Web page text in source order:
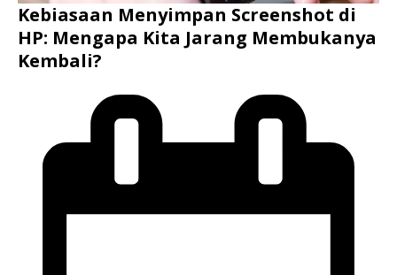
Kebiasaan Menyimpan Screenshot di
HP: Mengapa Kita Jarang Membukanya
Kembali?